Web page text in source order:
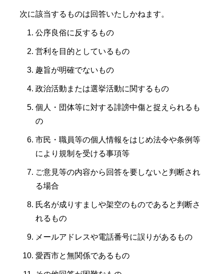
次に該当するものは回答いたしかねます。
公序良俗に反するもの
営利を目的としているもの
趣旨が明確でないもの
政治活動または選挙活動に関するもの
個人・団体等に対する誹謗中傷と捉えられるも
の
市民・職員等の個人情報をはじめ法令や条例等
により規制を受ける事項等
ご意見等の内容から回答を要しないと判断され
る場合
氏名が成りすましや架空のものであると判断さ
れるもの
メールアドレスや電話番号に誤りがあるもの
愛西市と無関係であるもの